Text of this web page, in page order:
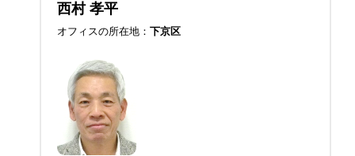
西村 孝平
オフィスの所在地 下京区